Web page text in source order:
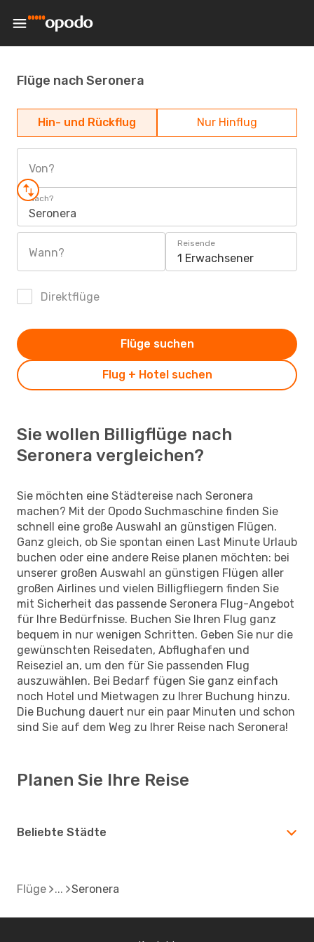
Flüge nach Seronera
Hin- und Rückflug Nur Hinflug
Von?
Nach?
Seronera
Wann?
Reisende
1 Erwachsener
Direktflüge
Flug + Hotel suchen
Flüge suchen
Sie wollen Billigflüge nach
Seronera vergleichen?
Sie möchten eine Städtereise nach Seronera
machen? Mit der Opodo Suchmaschine finden Sie
schnell eine große Auswahl an günstigen Flügen.
Ganz gleich, ob Sie spontan einen Last Minute Urlaub
buchen oder eine andere Reise planen möchten: bei
unserer großen Auswahl an günstigen Flügen aller
großen Airlines und vielen Billigfliegern finden Sie
mit Sicherheit das passende Seronera Flug-Angebot
für Ihre Bedürfnisse. Buchen Sie Ihren Flug ganz
bequem in nur wenigen Schritten. Geben Sie nur die
gewünschten Reisedaten, Abflughafen und
Reiseziel an, um den für Sie passenden Flug
auszuwählen. Bei Bedarf fügen Sie ganz einfach
noch Hotel und Mietwagen zu Ihrer Buchung hinzu.
Die Buchung dauert nur ein paar Minuten und schon
sind Sie auf dem Weg zu Ihrer Reise nach Seronera!
Planen Sie Ihre Reise
Beliebte Städte
Flüge Seronera